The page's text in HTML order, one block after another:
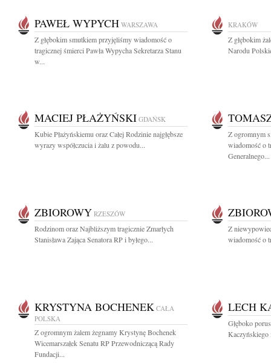
PAWEŁ WYPYCH WARSZAWA
Z głębokim smutkiem przyjęliśmy wiadomość o
tragicznej śmierci Pawła Wypycha Sekretarza Stanu
w...
KRAKÓW
Z głębokim
Narodu
MACIEJ PŁAŻYŃSKI GDAŃSK
Kubie Płażyńskiemu oraz Całej Rodzinie najgłębsze
wyrazy współczucia i żalu z powodu...
Z ogromnym
wiadomość o
Generalnego...
ZBIOROWY RZESZÓW
Rodzinom oraz Najbliższym tragicznie Zmarłych
Stanisława Zająca Senatora RP i byłego...
Z
wiadomość o
KRYSTYNA BOCHENEK CAŁA
POLSKA
Z ogromnym żalem żegnamy Krystynę Bochenek
Wicemarszałek Senatu RP Przewodniczącą Rady
Fundacji...
LECH
Głęboko
Kaczyńskiego